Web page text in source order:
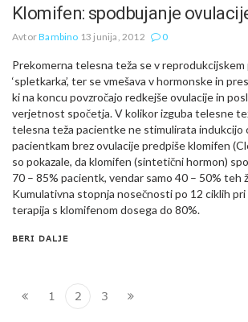
Klomifen: spodbujanje
AvtorBambino 13 junija, 2012 0
Prekomerna telesna teža se v
‘spletkarka’, ter se vmešava v hormonske in
ki na koncu povzročajo redkejše ovulacije in
verjetnost spočetja. V kolikor izguba telesne
telesna teža pacientke ne stimulirata indukcijo
pacientkam brez ovulacije predpiše klomifen
so pokazale, da klomifen (sintetični hormon)
70 – 85% pacientk, vendar samo 40 – 50% teh
Kumulativna stopnja nosečnosti po 12 ciklih
terapija s klomifenom dosega do 80%.
BERI DALJE
1 2 3